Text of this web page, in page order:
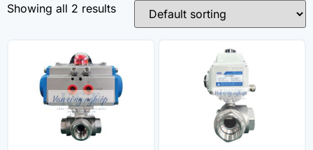
Showing all 2 results